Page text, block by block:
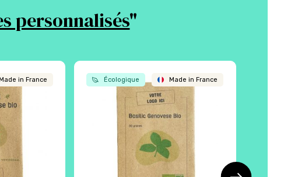
personnalisés"
in France Écologique Made in France